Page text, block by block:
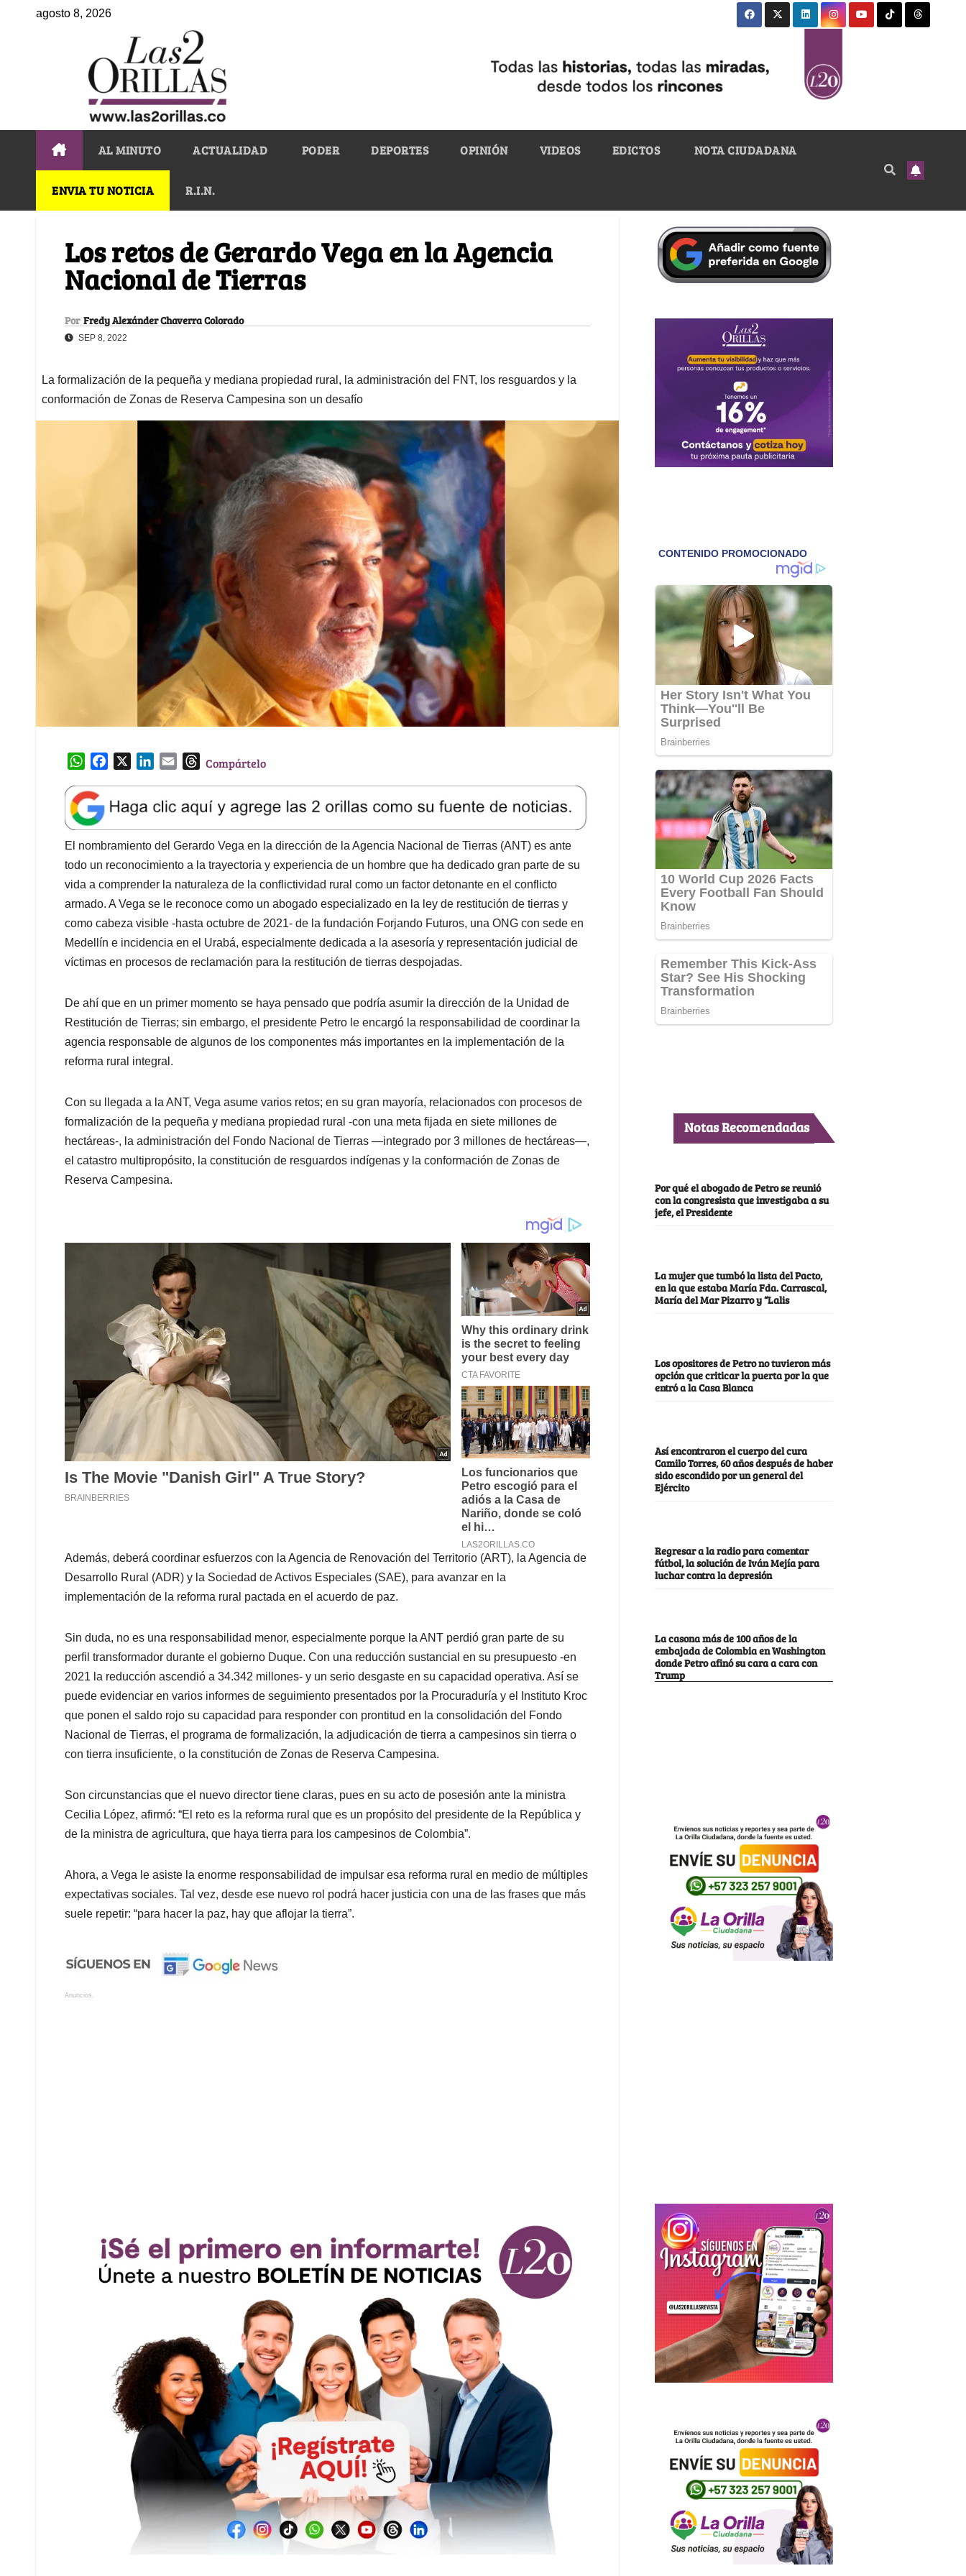
agosto 8, 2026
AL MINUTO ACTUALIDAD PODER DEPORTES OPINIÓN VIDEOS EDICTOS NOTA CIUDADANA
ENVIA TU NOTICIA R.I.N.
Los retos de Gerardo Vega en la Agencia
Nacional de Tierras
Por Fredy Alexánder Chaverra Colorado
SEP 8, 2022
La formalización de la pequeña y mediana propiedad rural, la administración del FNT, los resguardos y la
conformación de Zonas de Reserva Campesina son un desafío
W
a
t
s
A
p
p
e
b
o
o
k
k
e
d
I
n
l
T
e
a
d
s
Compártelo
El nombramiento del Gerardo Vega en la dirección de la Agencia Nacional de Tierras (ANT) es ante
todo un reconocimiento a la trayectoria y experiencia de un hombre que ha dedicado gran parte de su
vida a comprender la naturaleza de la conflictividad rural como un factor detonante en el conflicto
armado. A Vega se le reconoce como un abogado especializado en la ley de restitución de tierras y
como cabeza visible -hasta octubre de 2021- de la fundación Forjando Futuros, una ONG con sede en
Medellín e incidencia en el Urabá, especialmente dedicada a la asesoría y representación judicial de
víctimas en procesos de reclamación para la restitución de tierras despojadas.
De ahí que en un primer momento se haya pensado que podría asumir la dirección de la Unidad de
Restitución de Tierras; sin embargo, el presidente Petro le encargó la responsabilidad de coordinar la
agencia responsable de algunos de los componentes más importantes en la implementación de la
reforma rural integral.
Con su llegada a la ANT, Vega asume varios retos; en su gran mayoría, relacionados con procesos de
formalización de la pequeña y mediana propiedad rural -con una meta fijada en siete millones de
hectáreas-, la administración del Fondo Nacional de Tierras —integrado por 3 millones de hectáreas—,
el catastro multipropósito, la constitución de resguardos indígenas y la conformación de Zonas de
Reserva Campesina.
Además, deberá coordinar esfuerzos con la Agencia de Renovación del Territorio (ART), la Agencia de
Desarrollo Rural (ADR) y la Sociedad de Activos Especiales (SAE), para avanzar en la
implementación de la reforma rural pactada en el acuerdo de paz.
Sin duda, no es una responsabilidad menor, especialmente porque la ANT perdió gran parte de su
perfil transformador durante el gobierno Duque. Con una reducción sustancial en su presupuesto -en
2021 la reducción ascendió a 34.342 millones- y un serio desgaste en su capacidad operativa. Así se
puede evidenciar en varios informes de seguimiento presentados por la Procuraduría y el Instituto Kroc
que ponen el saldo rojo su capacidad para responder con prontitud en la consolidación del Fondo
Nacional de Tierras, el programa de formalización, la adjudicación de tierra a campesinos sin tierra o
con tierra insuficiente, o la constitución de Zonas de Reserva Campesina.
Son circunstancias que el nuevo director tiene claras, pues en su acto de posesión ante la ministra
Cecilia López, afirmó: “El reto es la reforma rural que es un propósito del presidente de la República y
de la ministra de agricultura, que haya tierra para los campesinos de Colombia”.
Ahora, a Vega le asiste la enorme responsabilidad de impulsar esa reforma rural en medio de múltiples
expectativas sociales. Tal vez, desde ese nuevo rol podrá hacer justicia con una de las frases que más
suele repetir: “para hacer la paz, hay que aflojar la tierra”.
Anuncios.
Notas Recomendadas
Por qué el abogado de Petro se reunió
con la congresista que investigaba a su
jefe, el Presidente
La mujer que tumbó la lista del Pacto,
en la que estaba María Fda. Carrascal,
María del Mar Pizarro y “Lalis
Los opositores de Petro no tuvieron más
opción que criticar la puerta por la que
entró a la Casa Blanca
Así encontraron el cuerpo del cura
Camilo Torres, 60 años después de haber
sido escondido por un general del
Ejército
Regresar a la radio para comentar
fútbol, la solución de Iván Mejía para
luchar contra la depresión
La casona más de 100 años de la
embajada de Colombia en Washington
donde Petro afinó su cara a cara con
Trump